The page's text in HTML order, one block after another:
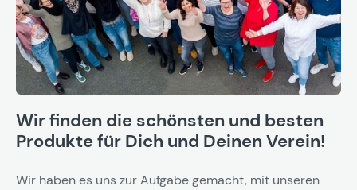
Wir finden die schönsten und besten
Produkte für Dich und Deinen Verein!
Wir haben es uns zur Aufgabe gemacht, mit unseren